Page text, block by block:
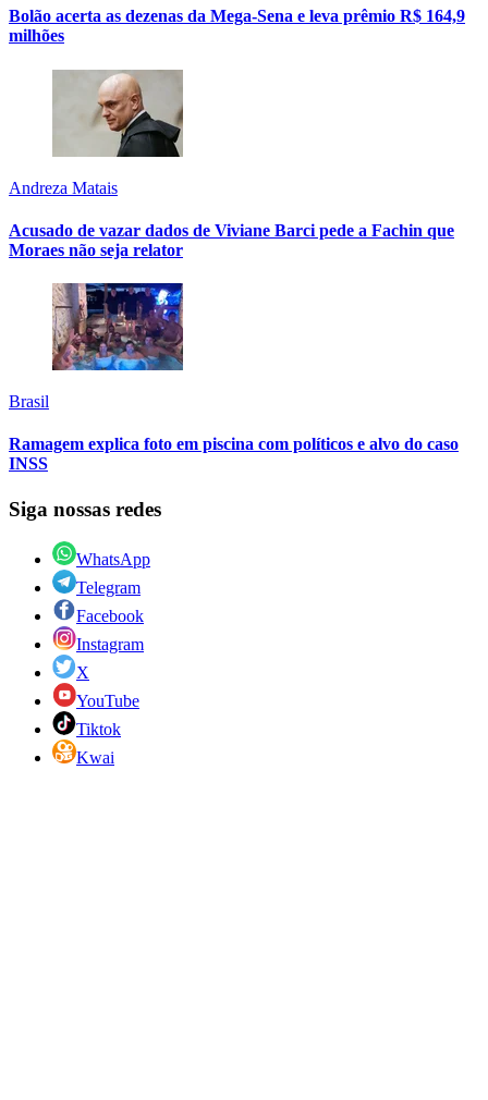
Bolão acerta as dezenas da Mega-Sena e leva prêmio R$ 164,9
milhões
Andreza Matais
Acusado de vazar dados de Viviane Barci pede a Fachin que
Moraes não seja relator
Brasil
Ramagem explica foto em piscina com políticos e alvo do caso
INSS
Siga nossas redes
WhatsApp
Telegram
Facebook
Instagram
X
YouTube
Tiktok
Kwai